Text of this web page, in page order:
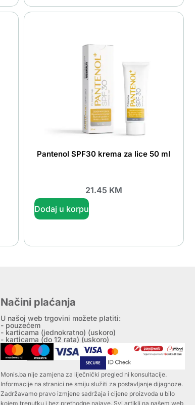
Pantenol SPF30 krema za lice 50 ml
21.45 KM
Dodaj u korpu
Načini plaćanja
U našoj web trgovini možete platiti:
- pouzećem
- karticama (jednokratno) (uskoro)
- karticama (do 12 rata) (uskoro)
Monis.ba nije zamjena za liječnički pregled ni konsultacije.
Informacije na stranici ne smiju služiti za postavljanje dijagnoze.
Zadržavamo pravo izmjene sadržaja i cijene proizvoda u bilo
kojem trenutku i bez prethodne najave. Svi artikli na našem web